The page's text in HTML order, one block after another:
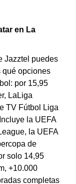
en La
Jazztel puedes
qué opciones
por 15,95
LaLiga
TV Fútbol Liga
la UEFA
la UEFA
de
solo 14,95
+10.000
completas